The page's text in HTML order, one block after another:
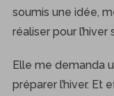
soumis une idée,
réaliser pour l’hiver
Elle me demanda
préparer l’hiver.